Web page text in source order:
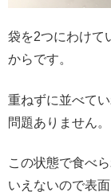
袋を2つにわけて
からです。
重ねずに並べて
問題ありません。
この状態で食べ
いえないので表